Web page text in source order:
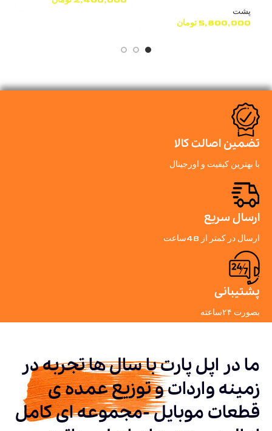
پشت
5,800,000تومان
تضمین اصالت کالا
با بهترین کیفیت و اورجینال
ارسال سریع
ارسال در کمتر از 48ساعت
پشتیبانی
بصورت ۲۴ساعته
ما در اپل پارت با سال ها تجربه در
زمینه واردات و توزیع عمده ی
قطعات موبایل -مجموعه ای کامل